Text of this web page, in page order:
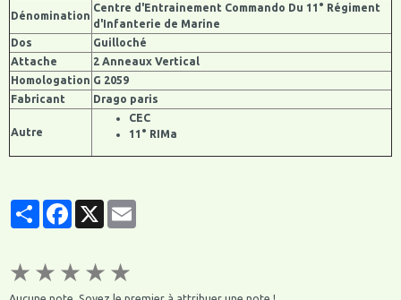
Dénomination
Centre d'Entrainement Commando Du 11° Régiment
d'Infanterie de Marine
Dos
Guilloché
Attache
2 Anneaux Vertical
Homologation G 2059
Fabricant
Drago paris
Autre
CEC
11° RIMa
PartagerFacebook
X
★ ★ ★ ★ ★